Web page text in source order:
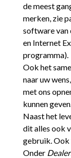
de meest
merken, zie
software
en Internet
programma).
Ook het
naar uw
met ons
kunnen
Naast het
dit alles ook
gebruik. Ook
Onder